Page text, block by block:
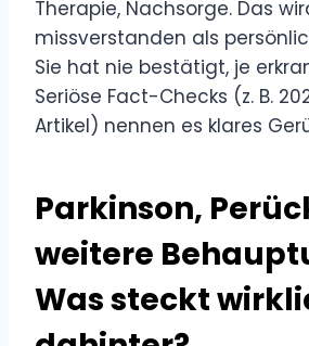
Therapie, Nachsorge. Das
missverstanden als
Sie hat nie bestätigt, je
Seriöse Fact-Checks (z. B.
Artikel) nennen es klares
Parkinson,
weitere
Was steckt